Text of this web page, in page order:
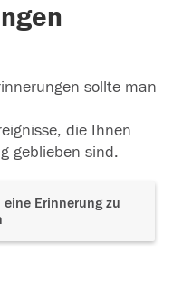
sollte man
die Ihnen
geblieben sind.
Erinnerung zu